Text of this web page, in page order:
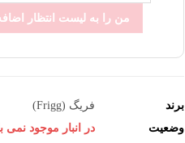
من را به لیست انتظار
برند
فریگ (Frigg)
وضعیت
در انبار موجود نمی